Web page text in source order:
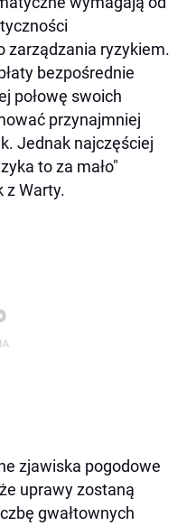
zarządzania ryzykiem.
bezpośrednie
połowę swoich
przynajmniej
Jednak najczęściej
to za mało"
z Warty.
zjawiska pogodowe
uprawy zostaną
gwałtownych